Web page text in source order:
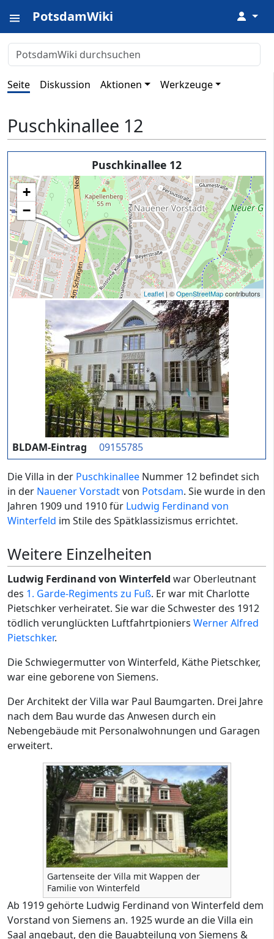
PotsdamWiki ↓
Seite Diskussion Aktionen Werkzeuge
Puschkinallee 12
Puschkinallee 12
+
−
Leaflet | ©OpenStreetMapcontributors
BLDAM-Eintrag 09155785
Die Villa in der Puschkinallee Nummer 12 befindet sich
in der Nauener Vorstadtvon Potsdam. Sie wurde in den
Jahren 1909 und 1910 für Ludwig Ferdinand von
Winterfeld im Stile des Spätklassizismus errichtet.
Weitere Einzelheiten
Ludwig Ferdinand von Winterfeld war Oberleutnant
des 1. Garde-Regiments zu Fuß. Er war mit Charlotte
Pietschker verheiratet. Sie war die Schwester des 1912
tödlich verunglückten Luftfahrtpioniers Werner Alfred
Pietschker.
Die Schwiegermutter von Winterfeld, Käthe Pietschker,
war eine geborene von Siemens.
Der Architekt der Villa war Paul Baumgarten. Drei Jahre
nach dem Bau wurde das Anwesen durch ein
Nebengebäude mit Personalwohnungen und Garagen
erweitert.
Gartenseite der Villa mit Wappen der
Familie von Winterfeld
Ab 1919 gehörte Ludwig Ferdinand von Winterfeld dem
Vorstand von Siemens an. 1925 wurde an die Villa ein
Saal angebaut, den die Bauabteilung von Siemens &